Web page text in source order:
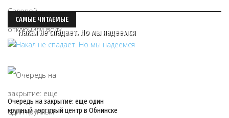
САМЫЕ ЧИТАЕМЫЕ
Накал не спадает. Но мы надеемся
Очередь на закрытие: еще один
крупный торговый центр в Обнинске